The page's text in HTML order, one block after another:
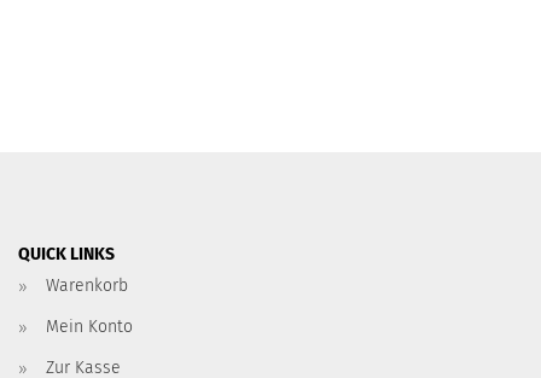
QUICK LINKS
Warenkorb
Mein Konto
Zur Kasse